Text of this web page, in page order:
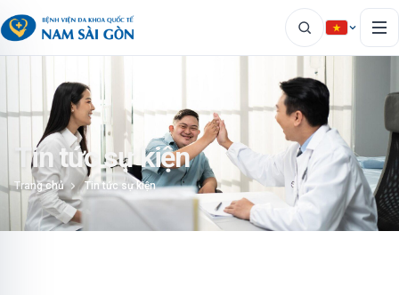
Tin tức sự kiện
Trang chủ Tin tức sự kiện